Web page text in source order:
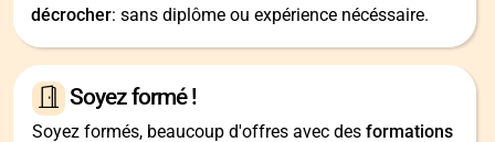
décrocher: sans diplôme ou expérience nécéssaire.
Soyez formé !
Soyez formés, beaucoup d'offres avec des formations